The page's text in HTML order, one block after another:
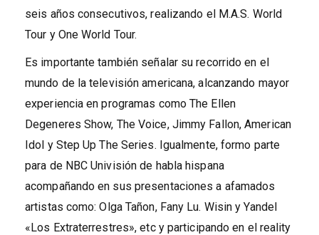
seis años consecutivos, realizando el M.A.S. World
Tour y One World Tour.
Es importante también señalar su recorrido en el
mundo de la televisión americana, alcanzando mayor
experiencia en programas como The Ellen
Degeneres Show, The Voice, Jimmy Fallon, American
Idol y Step Up The Series. Igualmente, formo parte
para de NBC Univisión de habla hispana
acompañando en sus presentaciones a afamados
artistas como: Olga Tañon, Fany Lu. Wisin y Yandel
«Los Extraterrestres», etc y participando en el reality